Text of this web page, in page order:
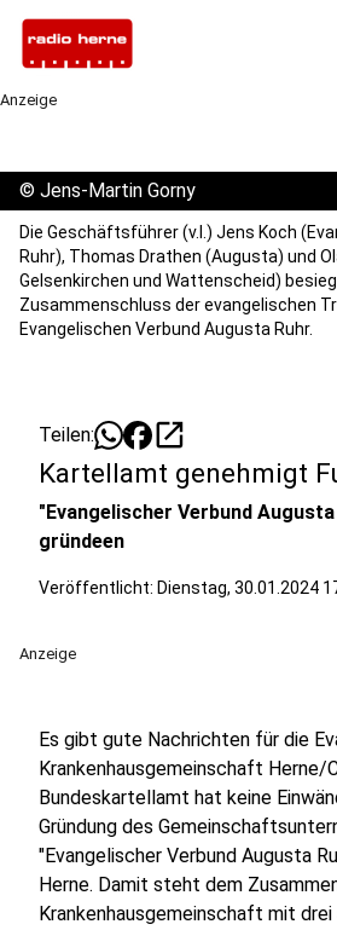
Anzeige
© Jens-Martin Gorny
Die Geschäftsführer (v.l.) Jens Koch
Ruhr), Thomas Drathen (Augusta) und
Gelsenkirchen und Wattenscheid)
Zusammenschluss der evangelischen
Evangelischen Verbund Augusta Ruhr.
Teilen: open_in_new
Kartellamt genehmigt
"Evangelischer Verbund
gründeen
Veröffentlicht: Dienstag, 30.01.2024
Anzeige
Es gibt gute Nachrichten für die
Krankenhausgemeinschaft Herne/
Bundeskartellamt hat keine
Gründung des
"Evangelischer Verbund Augusta
Herne. Damit steht dem
Krankenhausgemeinschaft mit drei